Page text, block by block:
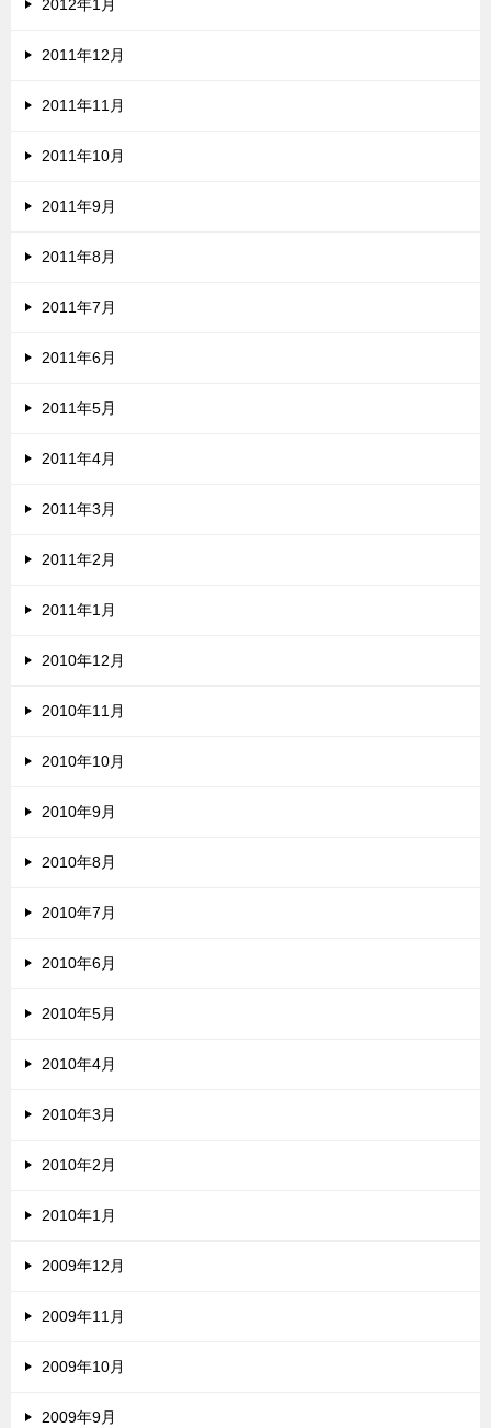
2012年1月
2011年12月
2011年11月
2011年10月
2011年9月
2011年8月
2011年7月
2011年6月
2011年5月
2011年4月
2011年3月
2011年2月
2011年1月
2010年12月
2010年11月
2010年10月
2010年9月
2010年8月
2010年7月
2010年6月
2010年5月
2010年4月
2010年3月
2010年2月
2010年1月
2009年12月
2009年11月
2009年10月
2009年9月